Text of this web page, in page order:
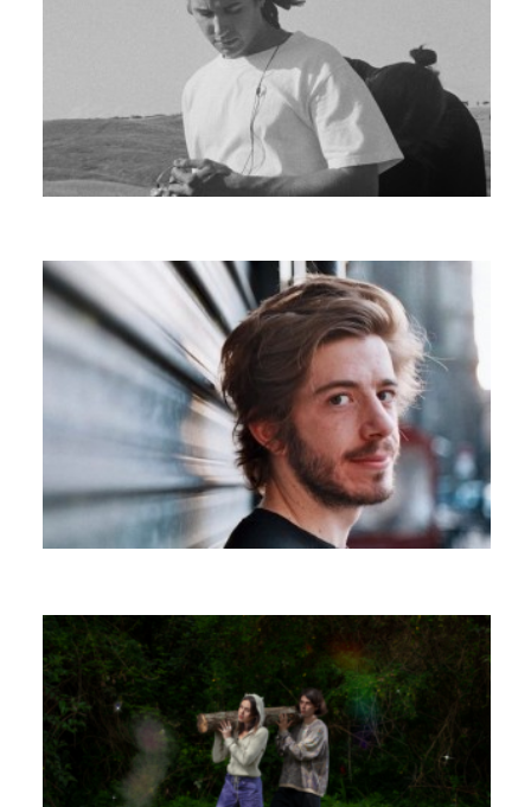
SAINT DX
IAN TOCOR
AGAR AGAR